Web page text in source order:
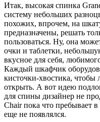
Итак, высокая спинка
систему небольших
похожих, впрочем, на
предназначены, решать
пользоваться. Ну, она
очки и таблетки,
вкусное для себя,
Каждый шкафчик
кисточки-хвостика,
открыть. А вот идею
для спины дизайнер не
Chair пока что пребывает
еще не появлялся.